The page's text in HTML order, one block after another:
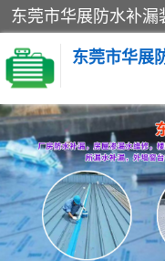
楼面防水补漏
阳台卫生间防水补漏
金属房搭建及补漏